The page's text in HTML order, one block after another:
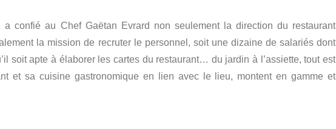
confié au Chef Gaëtan Evrard non seulement la direction du restaurant
la mission de recruter le personnel, soit une dizaine de salariés dont
soit apte à élaborer les cartes du restaurant… du jardin à l’assiette, tout est
et sa cuisine gastronomique en lien avec le lieu, montent en gamme et